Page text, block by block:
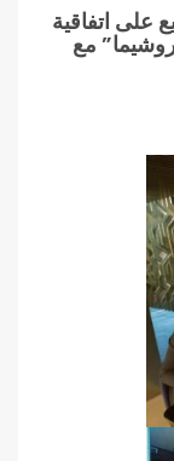
على اتفاقية
مع